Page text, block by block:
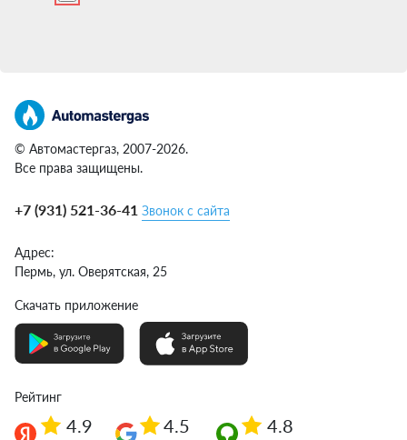
© Автомастергаз, 2007-2026.
Все права защищены.
+7 (931) 521-36-41 Звонок с сайта
Адрес:
Пермь, ул. Оверятская, 25
Скачать приложение
Рейтинг
4.9 4.5 4.8